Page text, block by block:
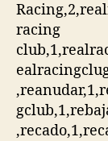
racing